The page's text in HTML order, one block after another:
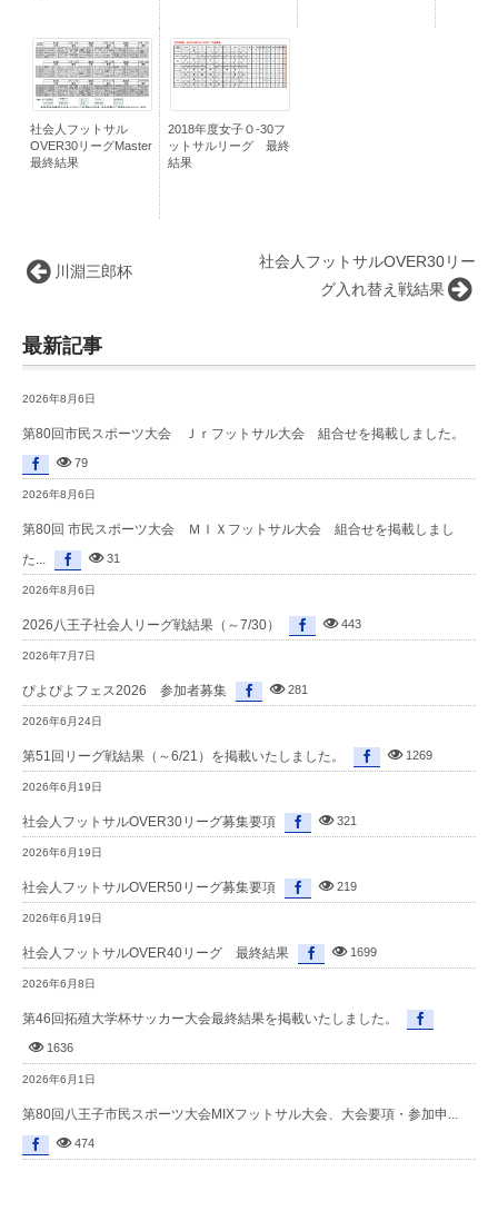
社会人フットサル
OVER30リーグMaster
最終結果
2018年度女子Ｏ-30フ
ットサルリーグ 最終
結果
社会人フットサルOVER30リー
グ入れ替え戦結果
川淵三郎杯
最新記事
2026年8月6日
第80回市民スポーツ大会 Ｊｒフットサル大会 組合せを掲載しました。
79
2026年8月6日
第80回 市民スポーツ大会 ＭＩＸフットサル大会 組合せを掲載しまし
た...
31
2026年8月6日
2026八王子社会人リーグ戦結果（～7/30） 443
2026年7月7日
ぴよぴよフェス2026 参加者募集 281
2026年6月24日
第51回リーグ戦結果（～6/21）を掲載いたしました。 1269
2026年6月19日
社会人フットサルOVER30リーグ募集要項 321
2026年6月19日
社会人フットサルOVER50リーグ募集要項 219
2026年6月19日
社会人フットサルOVER40リーグ 最終結果 1699
2026年6月8日
第46回拓殖大学杯サッカー大会最終結果を掲載いたしました。
1636
2026年6月1日
第80回八王子市民スポーツ大会MIXフットサル大会、大会要項・参加申...
474